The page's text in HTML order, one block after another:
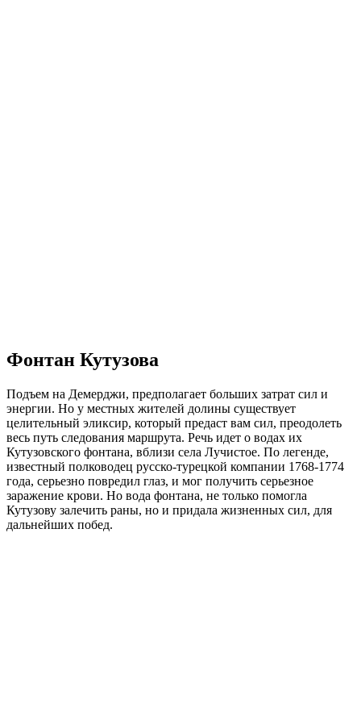
Фонтан Кутузова
Подъем на Демерджи, предполагает больших затрат сил и
энергии. Но у местных жителей долины существует
целительный эликсир, который предаст вам сил, преодолеть
весь путь следования маршрута. Речь идет о водах их
Кутузовского фонтана, вблизи села Лучистое. По легенде,
известный полководец русско-турецкой компании 1768-1774
года, серьезно повредил глаз, и мог получить серьезное
заражение крови. Но вода фонтана, не только помогла
Кутузову залечить раны, но и придала жизненных сил, для
дальнейших побед.